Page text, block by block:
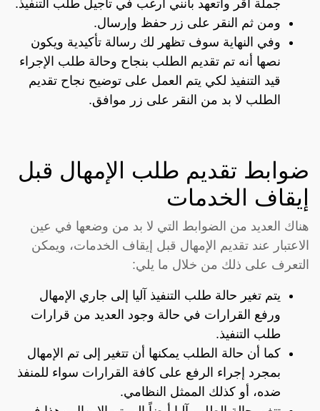
جملة أقر وأتعهد بأنني أرغب في تأجيل طلب التنفيذ.
ومن ثم النقر على زر حفظ وإرسال.
وفي النهاية سوف تظهر لك رسالة تأكيدية ويكون
نصها أنه تم تقديم الطلب بنجاح وحالة طلب الإجراء
قيد التنفيذ لكي يتم العمل على توضيح نجاح تقديم
الطلب لا بد من النقر على زر موافق.
ضوابط تقديم طلب الإمهال قبل
إيقاف الخدمات
هناك العديد من الضوابط التي لا بد من وضعها في عين
الاعتبار عند تقديم الإمهال قبل إيقاف الخدمات، ويمكن
التعرف على ذلك من خلال ما يلي:
يتم تغير حالة طلب التنفيذ آليا إلى جاري الإمهال
ورفع القرارات في حالة وجود العديد من قرارات
طلب التنفيذ.
كما أن حالة الطلب يمكنها أن تتغير إلى تم الإمهال
بمجرد إجراء الرفع على كافة القرارات سواء للمنفذ
ضده، أو كذلك الممثل النظامي.